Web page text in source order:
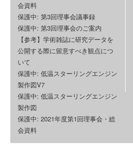
会資料
保護中: 第3回理事会議事録
保護中: 第3回理事会のご案内
【参考】学術雑誌に研究データを
公開する際に留意すべき観点につ
いて
保護中: 低温スターリングエンジン
製作図V7
保護中: 低温スターリングエンジン
製作図
保護中: 2021年度第1回理事会・総
会資料